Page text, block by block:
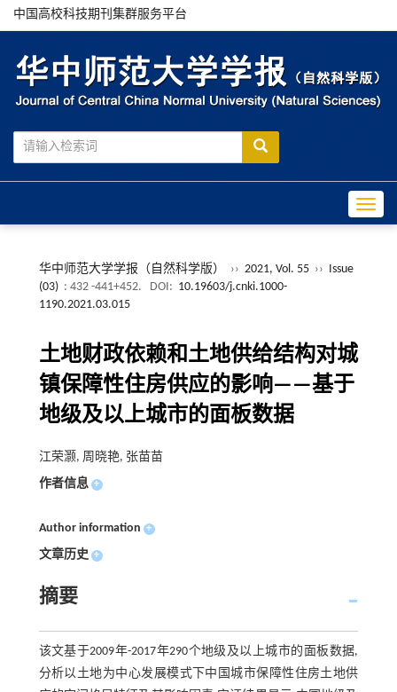
中国高校科技期刊集群服务平台
华中师范大学学报（自然科学版） ›› 2021, Vol. 55 ››
Issue
(03) : 432 -441+452. DOI: 10.19603/j.cnki.1000-
1190.2021.03.015
土地财政依赖和土地供给结构对城
镇保障性住房供应的影响——基于
地级及以上城市的面板数据
江荣灏, 周晓艳, 张苗苗
作者信息 +
Author information +
文章历史 +
摘要
该文基于2009年-2017年290个地级及以上城市的面板数据,
分析以土地为中心发展模式下中国城市保障性住房土地供